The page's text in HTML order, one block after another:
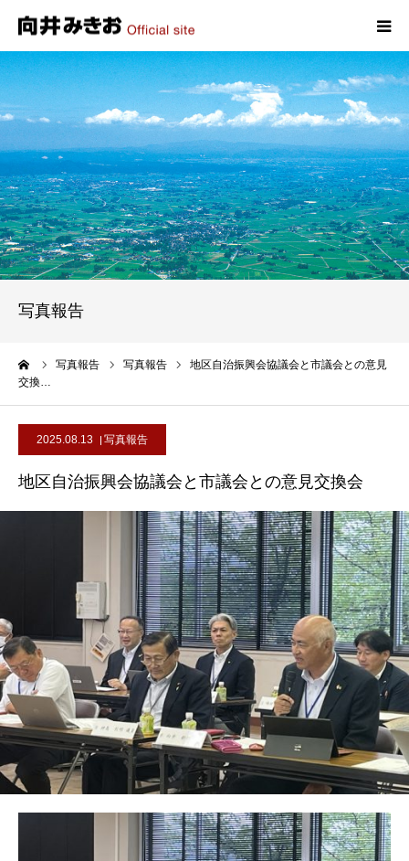
写真報告
写真報告 写真報告
地区自治振興会協議会と市議会との意見
交換…
2025.08.13 写真報告
地区自治振興会協議会と市議会との意見交換会
HOME
プロフィール
政策
活動報告